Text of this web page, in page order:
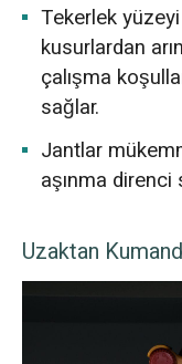
Tekerlek
kusurlardan
çalışma
sağlar.
Jantlar
aşınma direnci
Uzaktan